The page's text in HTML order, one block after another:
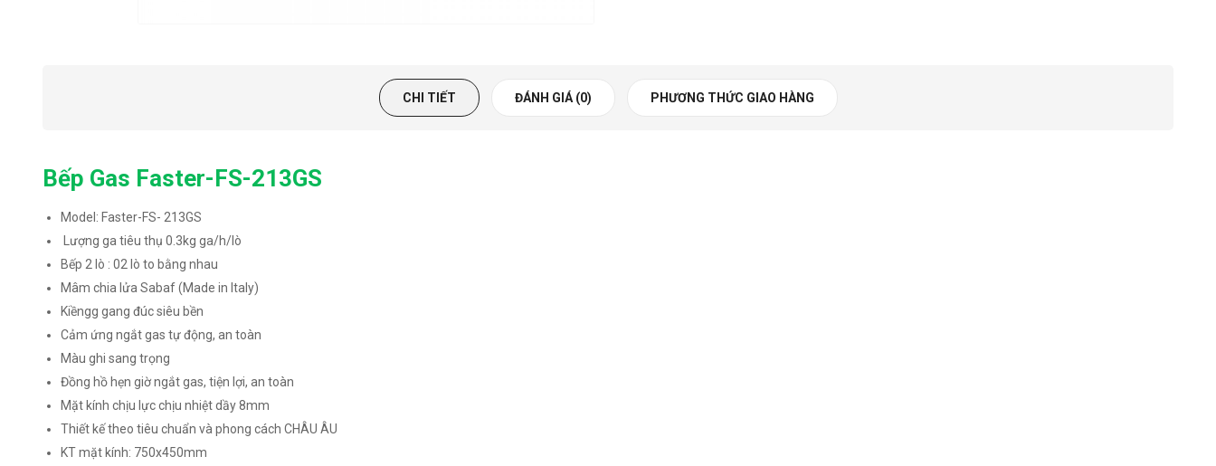
CHI TIẾT ĐÁNH GIÁ (0) PHƯƠNG THỨC GIAO HÀNG
Bếp Gas Faster-FS-213GS
Model: Faster-FS- 213GS
Lượng ga tiêu thụ 0.3kg ga/h/lò
Bếp 2 lò : 02 lò to bằng nhau
Mâm chia lửa Sabaf (Made in Italy)
Kiềngg gang đúc siêu bền
Cảm ứng ngắt gas tự động, an toàn
Màu ghi sang trọng
Đồng hồ hẹn giờ ngắt gas, tiện lợi, an toàn
Mặt kính chịu lực chịu nhiệt dầy 8mm
Thiết kế theo tiêu chuẩn và phong cách CHÂU ÂU
KT mặt kính: 750x450mm